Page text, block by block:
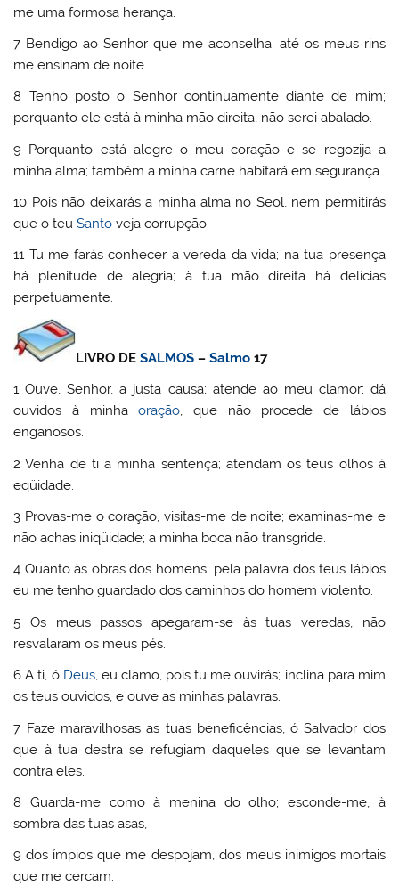
me uma formosa herança.
7 Bendigo ao Senhor que me aconselha; até os meus rins
me ensinam de noite.
8 Tenho posto o Senhor continuamente diante de mim;
porquanto ele está à minha mão direita, não serei abalado.
9 Porquanto está alegre o meu coração e se regozija a
minha alma; também a minha carne habitará em segurança.
10 Pois não deixarás a minha alma no Seol, nem permitirás
que o teuSanto veja corrupção.
11 Tu me farás conhecer a vereda da vida; na tua presença
há plenitude de alegria; à tua mão direita há delícias
perpetuamente.
LIVRO DESALMOS –Salmo 17
1 Ouve, Senhor, a justa causa; atende ao meu clamor; dá
ouvidos à minhaoração, que não procede de lábios
enganosos.
2 Venha de ti a minha sentença; atendam os teus olhos à
eqüidade.
3 Provas-me o coração, visitas-me de noite; examinas-me e
não achas iniqüidade; a minha boca não transgride.
4 Quanto às obras dos homens, pela palavra dos teus lábios
eu me tenho guardado dos caminhos do homem violento.
5 Os meus passos apegaram-se às tuas veredas, não
resvalaram os meus pés.
6 A ti, ó Deus, eu clamo, pois tu me ouvirás; inclina para mim
os teus ouvidos, e ouve as minhas palavras.
7 Faze maravilhosas as tuas beneficências, ó Salvador dos
que à tua destra se refugiam daqueles que se levantam
contra eles.
8 Guarda-me como à menina do olho; esconde-me, à
sombra das tuas asas,
9 dos ímpios que me despojam, dos meus inimigos mortais
que me cercam.